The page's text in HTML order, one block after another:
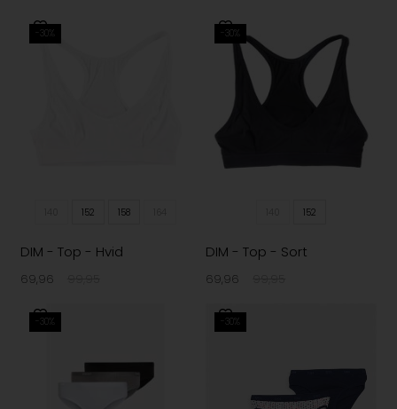
-30%
152 158
DIM - Top - Hvid
69,96
-30%
152
DIM - Top - Sort
69,96
-30% -30%